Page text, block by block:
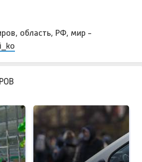
область, РФ, мир -